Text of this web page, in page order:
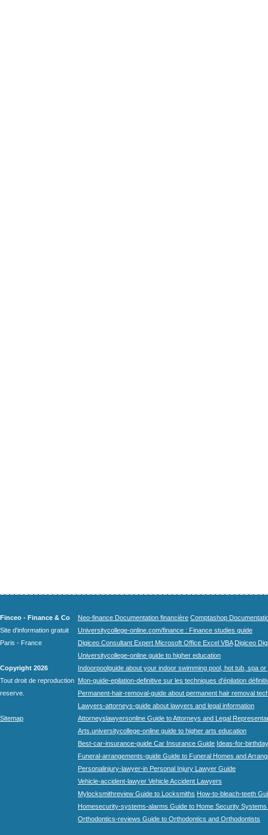
Finceo - Finance & Co
Site d'information gratuit
Paris - France
Copyright 2026
Tout droit de reproduction
reserve.
Sitemap
Neo-finance Documentation financière Comptashop
Universitycollege-online.com/finance : Finance studies guide
Digiceo Consultant Expert Microsoft Office Excel VBA Digiceo
Universitycollege-online guide to higher education
Indoorpoolguide about your indoor swimming pool, hot tub, spa
Mon-guide-epilation-definitive sur les techniques d'épilation
Permanent-hair-removal-guide about permanent hair removal
Lawyers-attorneys-guide about lawyers and legal information
Attorneyslawyersonline Guide to Attorneys and Legal
Arts.universitycollege-online guide to higher arts education
Best-car-insurance-guide Car Insurance Guide Ideas-for-
Funeral-arrangements-guide Guide to Funeral Homes and
Personalinjury-lawyer-in Personal Injury Lawyer Guide
Vehicle-accident-lawyer Vehicle Accident Lawyers
Mylocksmithreview Guide to Locksmiths How-to-bleach-teeth
Homesecurity-systems-alarms Guide to Home Security Systems
Orthodontics-reviews Guide to Orthodontics and Orthodontists